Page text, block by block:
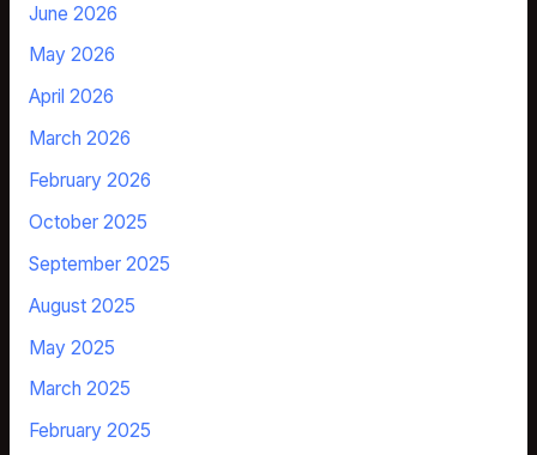
June 2026
May 2026
April 2026
March 2026
February 2026
October 2025
September 2025
August 2025
May 2025
March 2025
February 2025